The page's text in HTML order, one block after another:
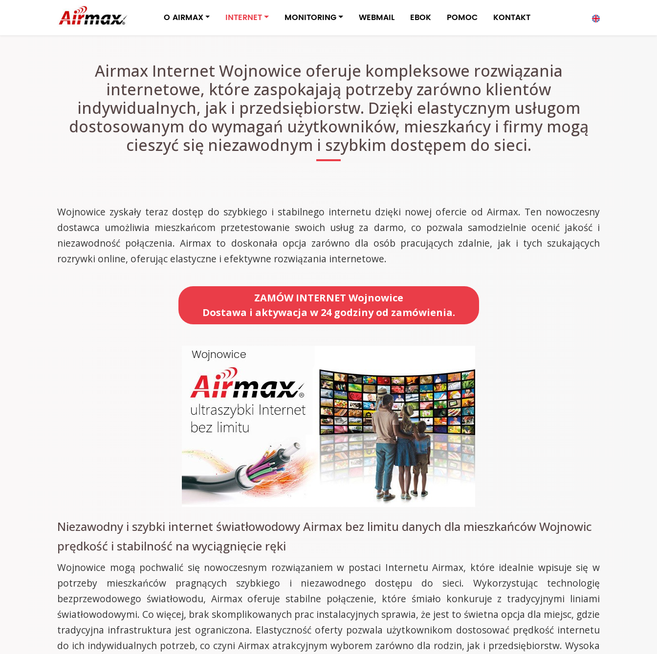
O AIRMAX INTERNET MONITORING WEBMAIL EBOK POMOC KONTAKT
Airmax Internet Wojnowice oferuje kompleksowe rozwiązania
internetowe, które zaspokajają potrzeby zarówno klientów
indywidualnych, jak i przedsiębiorstw. Dzięki elastycznym usługom
dostosowanym do wymagań użytkowników, mieszkańcy i firmy mogą
cieszyć się niezawodnym i szybkim dostępem do sieci.
Wojnowice zyskały teraz dostęp do szybkiego i stabilnego internetu dzięki nowej ofercie od Airmax. Ten nowoczesny
dostawca umożliwia mieszkańcom przetestowanie swoich usług za darmo, co pozwala samodzielnie ocenić jakość i
niezawodność połączenia. Airmax to doskonała opcja zarówno dla osób pracujących zdalnie, jak i tych szukających
rozrywki online, oferując elastyczne i efektywne rozwiązania internetowe.
ZAMÓW INTERNET Wojnowice
Dostawa i aktywacja w 24 godziny od zamówienia.
Niezawodny i szybki internet światłowodowy Airmax bez limitu danych dla mieszkańców Wojnowic
prędkość i stabilność na wyciągnięcie ręki
Wojnowice mogą pochwalić się nowoczesnym rozwiązaniem w postaci Internetu Airmax, które idealnie wpisuje się w
potrzeby mieszkańców pragnących szybkiego i niezawodnego dostępu do sieci. Wykorzystując technologię
bezprzewodowego światłowodu, Airmax oferuje stabilne połączenie, które śmiało konkuruje z tradycyjnymi liniami
światłowodowymi. Co więcej, brak skomplikowanych prac instalacyjnych sprawia, że jest to świetna opcja dla miejsc, gdzie
tradycyjna infrastruktura jest ograniczona. Elastyczność oferty pozwala użytkownikom dostosować prędkość internetu
do ich indywidualnych potrzeb, co czyni Airmax atrakcyjnym wyborem zarówno dla rodzin, jak i przedsiębiorstw. Wysoka